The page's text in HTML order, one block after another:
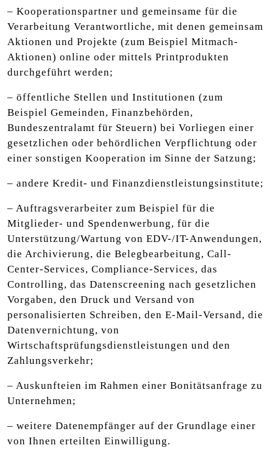
– Kooperationspartner und gemeinsame für die
Verarbeitung Verantwortliche, mit denen gemeinsam
Aktionen und Projekte (zum Beispiel Mitmach-
Aktionen) online oder mittels Printprodukten
durchgeführt werden;
– öffentliche Stellen und Institutionen (zum
Beispiel Gemeinden, Finanzbehörden,
Bundeszentralamt für Steuern) bei Vorliegen einer
gesetzlichen oder behördlichen Verpflichtung oder
einer sonstigen Kooperation im Sinne der Satzung;
– andere Kredit- und Finanzdienstleistungsinstitute;
– Auftragsverarbeiter zum Beispiel für die
Mitglieder- und Spendenwerbung, für die
Unterstützung/Wartung von EDV-/IT-Anwendungen,
die Archivierung, die Belegbearbeitung, Call-
Center-Services, Compliance-Services, das
Controlling, das Datenscreening nach gesetzlichen
Vorgaben, den Druck und Versand von
personalisierten Schreiben, den E-Mail-Versand, die
Datenvernichtung, von
Wirtschaftsprüfungsdienstleistungen und den
Zahlungsverkehr;
– Auskunfteien im Rahmen einer Bonitätsanfrage zu
Unternehmen;
– weitere Datenempfänger auf der Grundlage einer
von Ihnen erteilten Einwilligung.